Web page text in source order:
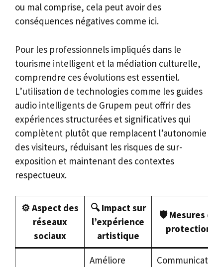
ou mal comprise, cela peut avoir des
conséquences négatives comme ici.
Pour les professionnels impliqués dans le
tourisme intelligent et la médiation culturelle,
comprendre ces évolutions est essentiel.
L’utilisation de technologies comme les guides
audio intelligents de Grupem peut offrir des
expériences structurées et significatives qui
complètent plutôt que remplacent l’autonomie
des visiteurs, réduisant les risques de sur-
exposition et maintenant des contextes
respectueux.
⚙️ Aspect des
réseaux
sociaux
🔍 Impact sur
l’expérience
artistique
🛡️ Mesures de
protection
Améliore
Communication